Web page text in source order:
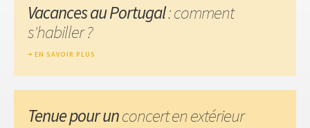
Vacances au Portugal: comment
s'habiller ?
EN SAVOIR PLUS
Tenue pour unconcert en extérieur